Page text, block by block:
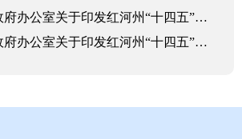
关于印发红河州“十四五”现代物流业发展规划的通知
关于印发红河州“十四五”现代物流业发展规划的通知